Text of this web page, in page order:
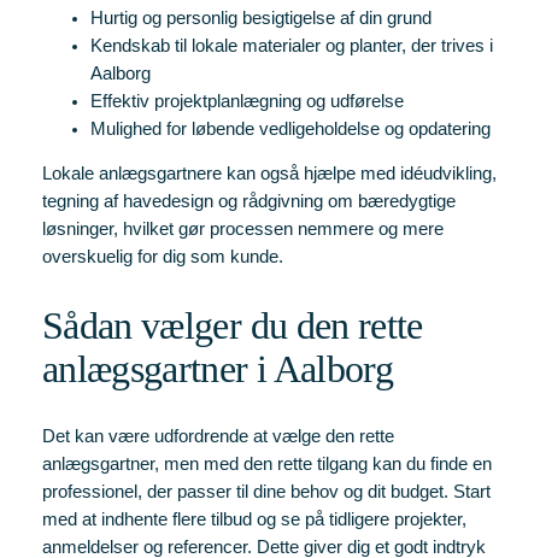
Hurtig og personlig besigtigelse af din grund
Kendskab til lokale materialer og planter, der trives i
Aalborg
Effektiv projektplanlægning og udførelse
Mulighed for løbende vedligeholdelse og opdatering
Lokale anlægsgartnere kan også hjælpe med idéudvikling,
tegning af havedesign og rådgivning om bæredygtige
løsninger, hvilket gør processen nemmere og mere
overskuelig for dig som kunde.
Sådan vælger du den rette
anlægsgartner i Aalborg
Det kan være udfordrende at vælge den rette
anlægsgartner, men med den rette tilgang kan du finde en
professionel, der passer til dine behov og dit budget. Start
med at indhente flere tilbud og se på tidligere projekter,
anmeldelser og referencer. Dette giver dig et godt indtryk